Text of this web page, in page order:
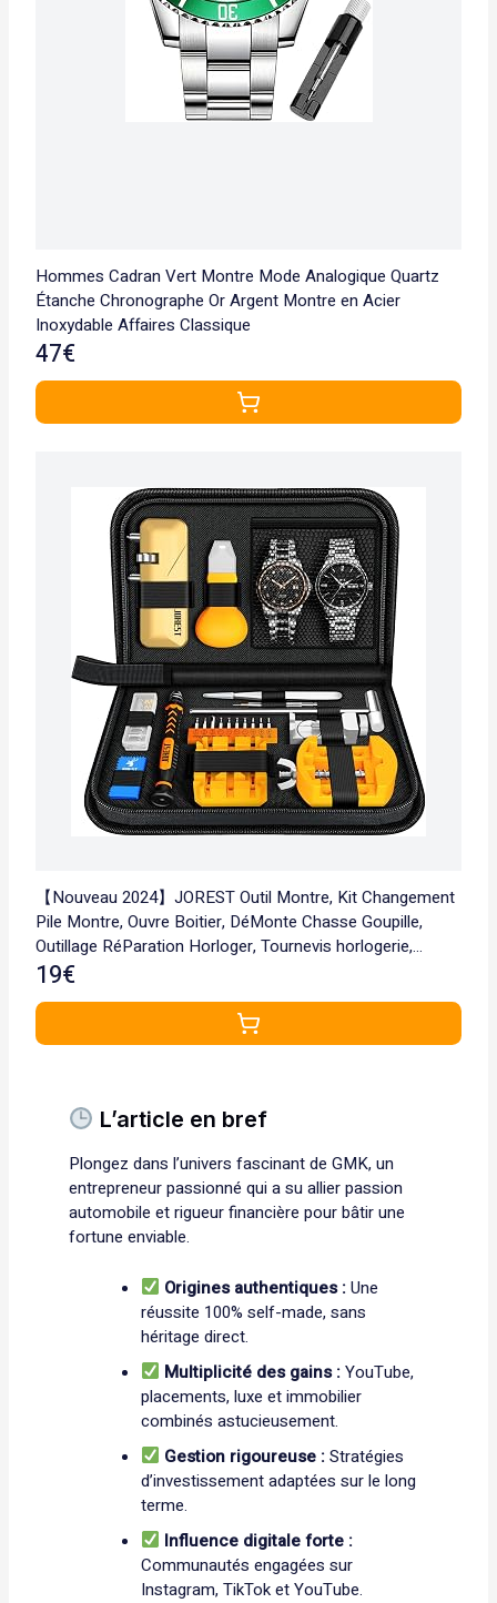
Hommes Cadran Vert Montre Mode Analogique Quartz
Étanche Chronographe Or Argent Montre en Acier
Inoxydable Affaires Classique
47€
【Nouveau 2024】JOREST Outil Montre, Kit Changement
Pile Montre, Ouvre Boitier, DéMonte Chasse Goupille,
Outillage RéParation Horloger, Tournevis horlogerie,
Enleve Maillon Bracelet
19€
L’article en bref
Plongez dans l’univers fascinant de GMK, un
entrepreneur passionné qui a su allier passion
automobile et rigueur financière pour bâtir une
fortune enviable.
Origines authentiques :Une
réussite 100% self-made, sans
héritage direct.
Multiplicité des gains :YouTube,
placements, luxe et immobilier
combinés astucieusement.
Gestion rigoureuse :Stratégies
d’investissement adaptées sur le long
terme.
Influence digitale forte :
Communautés engagées sur
Instagram, TikTok et YouTube.